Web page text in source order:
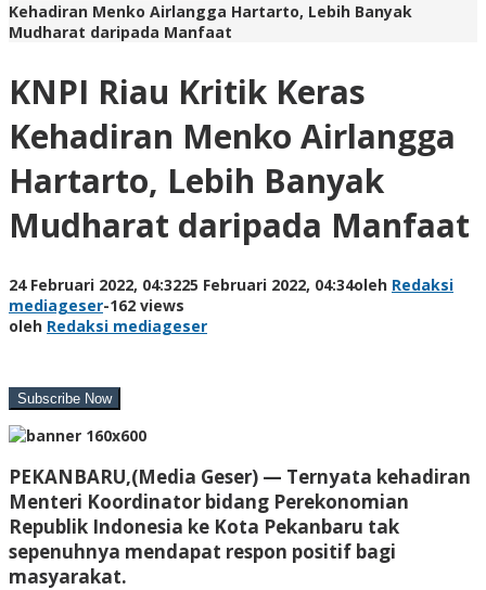
Kehadiran Menko Airlangga Hartarto, Lebih Banyak
Mudharat daripada Manfaat
KNPI Riau Kritik Keras
Kehadiran Menko Airlangga
Hartarto, Lebih Banyak
Mudharat daripada Manfaat
24 Februari 2022, 04:3225 Februari 2022, 04:34oleh Redaksi
mediageser-162 views
oleh Redaksi mediageser
PEKANBARU,(Media Geser) — Ternyata kehadiran
Menteri Koordinator bidang Perekonomian
Republik Indonesia ke Kota Pekanbaru tak
sepenuhnya mendapat respon positif bagi
masyarakat.